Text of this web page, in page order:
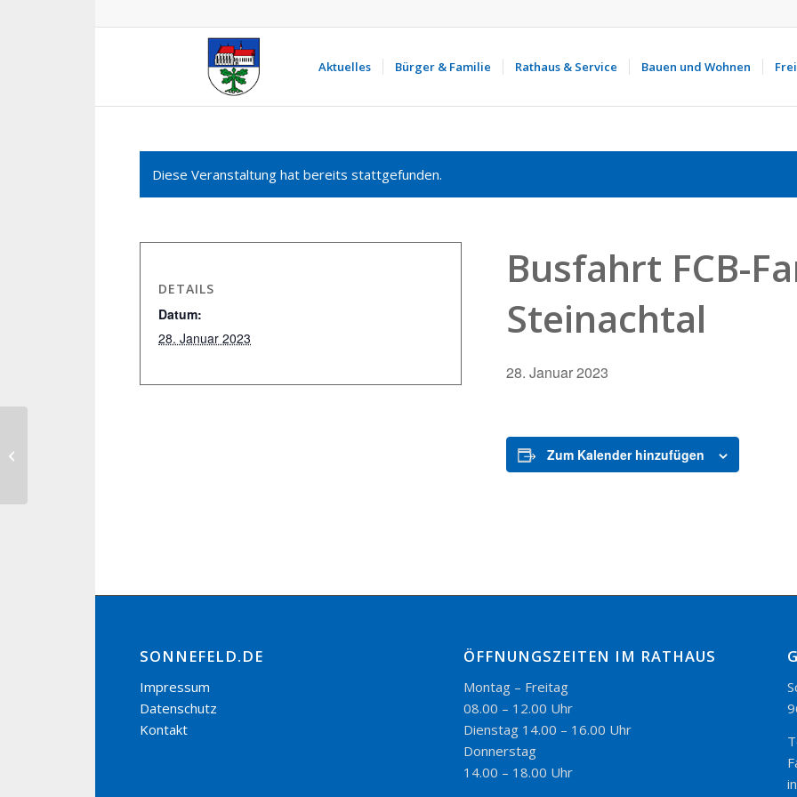
Aktuelles Bürger & Familie Rathaus & Service Bauen und Wohnen
Diese Veranstaltung hat bereits stattgefunden.
Busfahrt FCB-
Steinachtal
28. Januar 2023
Zum Kalender hinzufügen
DETAILS
Datum:
28. Januar 2023
SONNEFELD.DE
Impressum
Datenschutz
Kontakt
ÖFFNUNGSZEITEN IM RATHAUS
Montag – Freitag
08.00 – 12.00 Uhr
Dienstag 14.00 – 16.00 Uhr
Donnerstag
14.00 – 18.00 Uhr